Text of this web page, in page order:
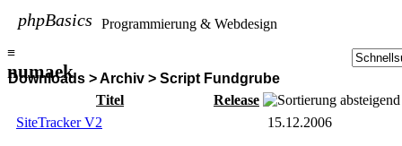
phpBasics
Programmierung & Webdesign
≡
numaek
Downloads > Archiv > Script Fundgrube
Titel
Release
SiteTracker V2
15.12.2006